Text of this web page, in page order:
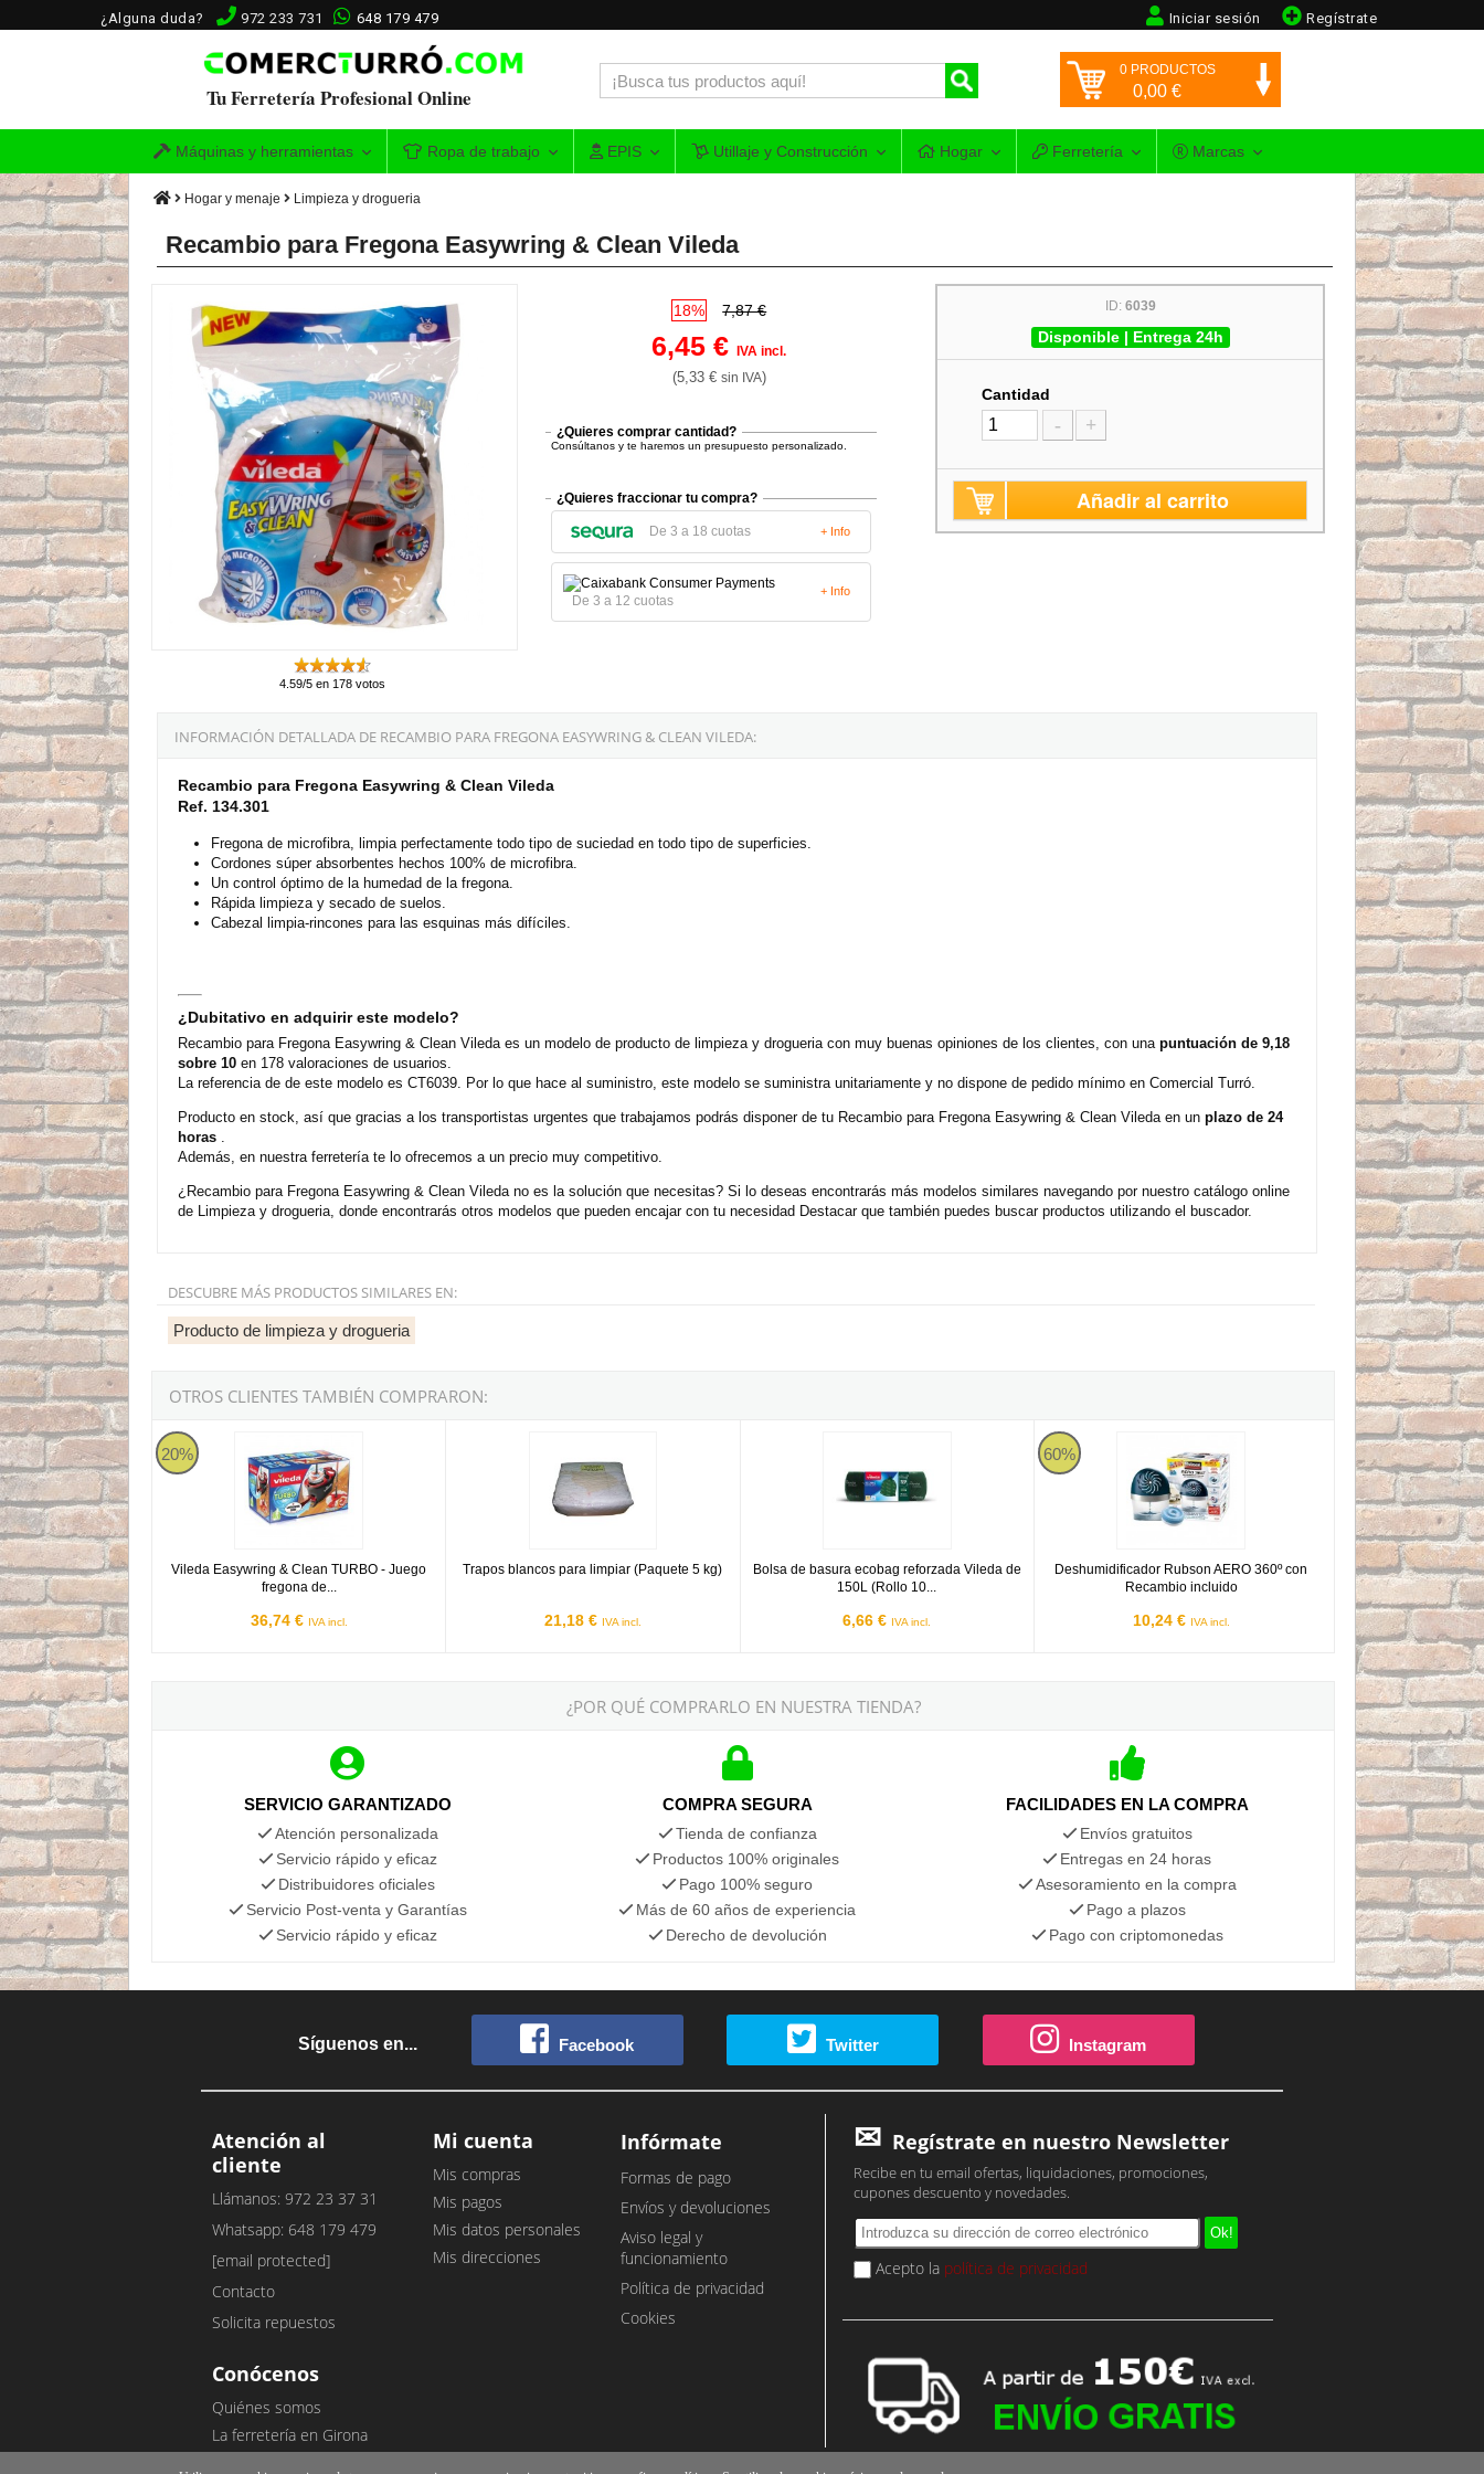
¿Alguna duda? 972 233 731 648 179 479 Regístrate
Iniciar sesión
Tu Ferretería Profesional Online
0 PRODUCTOS
0,00 €
Máquinas y herramientas Ropa de trabajo EPIS Utillaje y Construcción Hogar Ferretería Marcas
Hogar y menaje Limpieza y drogueria
Recambio para Fregona Easywring & Clean Vileda
4.59/5 en 178 votos
18% 7,87 €
6,45 €IVA incl.
(5,33 € sin IVA)
¿Quieres comprar cantidad?
Consúltanos y te haremos un presupuesto personalizado.
¿Quieres fraccionar tu compra?
De 3 a 18 cuotas + Info
De 3 a 12 cuotas
+ Info
ID: 6039
Disponible | Entrega 24h
Cantidad
- +
Añadir al carrito
INFORMACIÓN DETALLADA DE RECAMBIO PARA FREGONA EASYWRING & CLEAN VILEDA:
Recambio para Fregona Easywring & Clean Vileda
Ref. 134.301
Fregona de microfibra, limpia perfectamente todo tipo de suciedad en todo tipo de superficies.
Cordones súper absorbentes hechos 100% de microfibra.
Un control óptimo de la humedad de la fregona.
Rápida limpieza y secado de suelos.
Cabezal limpia-rincones para las esquinas más difíciles.
¿Dubitativo en adquirir este modelo?
Recambio para Fregona Easywring & Clean Vileda es un modelo de producto de limpieza y drogueria con muy buenas opiniones de los clientes, con una puntuación de 9,18
sobre 10 en 178 valoraciones de usuarios.
La referencia de de este modelo es CT6039. Por lo que hace al suministro, este modelo se suministra unitariamente y no dispone de pedido mínimo en Comercial Turró.
Producto en stock, así que gracias a los transportistas urgentes que trabajamos podrás disponer de tu Recambio para Fregona Easywring & Clean Vileda en un plazo de 24
horas
Además, en nuestra ferretería te lo ofrecemos a un precio muy competitivo.
¿Recambio para Fregona Easywring & Clean Vileda no es la solución que necesitas? Si lo deseas encontrarás más modelos similares navegando por nuestro catálogo online
de Limpieza y drogueria, donde encontrarás otros modelos que pueden encajar con tu necesidad Destacar que también puedes buscar productos utilizando el buscador.
DESCUBRE MÁS PRODUCTOS SIMILARES EN:
Producto de limpieza y drogueria
OTROS CLIENTES TAMBIÉN COMPRARON:
20%
Vileda Easywring & Clean TURBO - Juego
fregona de...
36,74 € IVA incl.
Vileda Easywring & Clean TURBO - Juego fregona de microfibra y cubo con escurridor
Trapos blancos para limpiar (Paquete 5 kg)
21,18 € IVA incl.
Bolsa de basura ecobag reforzada Vileda de
150L (Rollo 10...
6,66 € IVA incl.
Bolsa de basura ecobag reforzada Vileda de 150L (Rollo 10 bolsas)
60%
Deshumidificador Rubson AERO 360º con
Recambio incluido
10,24 € IVA incl.
Deshumidificador Rubson AERO 360º con Recambio incluido
¿POR QUÉ COMPRARLO EN NUESTRA TIENDA?
SERVICIO GARANTIZADO
Atención personalizada
Servicio rápido y eficaz
Distribuidores oficiales
Servicio Post-venta y Garantías
Servicio rápido y eficaz
COMPRA SEGURA
Tienda de confianza
Productos 100% originales
Pago 100% seguro
Más de 60 años de experiencia
Derecho de devolución
FACILIDADES EN LA COMPRA
Envíos gratuitos
Entregas en 24 horas
Asesoramiento en la compra
Pago a plazos
Pago con criptomonedas
Síguenos en... Facebook Twitter Instagram
Atención al
cliente
Llámanos: 972 23 37 31
Whatsapp: 648 179 479
[email protected]
Contacto
Solicita repuestos
Conócenos
Quiénes somos
La ferretería en Girona
Mi cuenta
Mis compras
Mis pagos
Mis datos personales
Mis direcciones
Infórmate
Formas de pago
Envíos y devoluciones
Aviso legal y
funcionamiento
Política de privacidad
Cookies
Regístrate en nuestro Newsletter
Recibe en tu email ofertas, liquidaciones, promociones,
cupones descuento y novedades.
Acepto la política de privacidad